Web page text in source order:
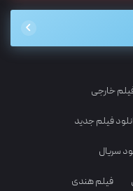
خارجی
فیلم جدید
سریال
فیلم هندی